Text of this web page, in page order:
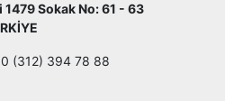
1479 Sokak No: 61 - 63
(312) 394 78 88